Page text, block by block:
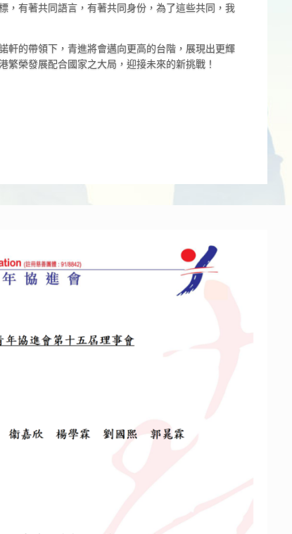
，有著共同語言，有著共同身份，為了這些共同，我
軒的帶領下，青進將會邁向更高的台階，展現出更輝
榮發展配合國家之大局，迎接未來的新挑戰！